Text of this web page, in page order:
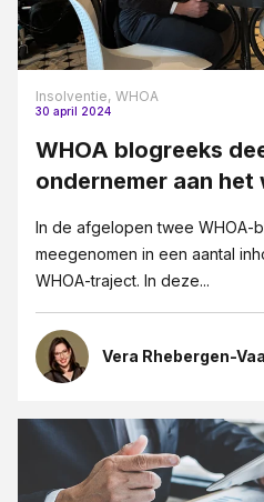
Vennootschapsrecht
Verzekeringsrecht
VSO
Wet DBA
WHOA
Ziekte
Insolventie, WHOA
30 april 2024
WHOA blogreeks
ondernemer aan het
In de afgelopen twee WHOA-
meegenomen in een aantal
WHOA-traject. In deze...
Vera Rhebergen-